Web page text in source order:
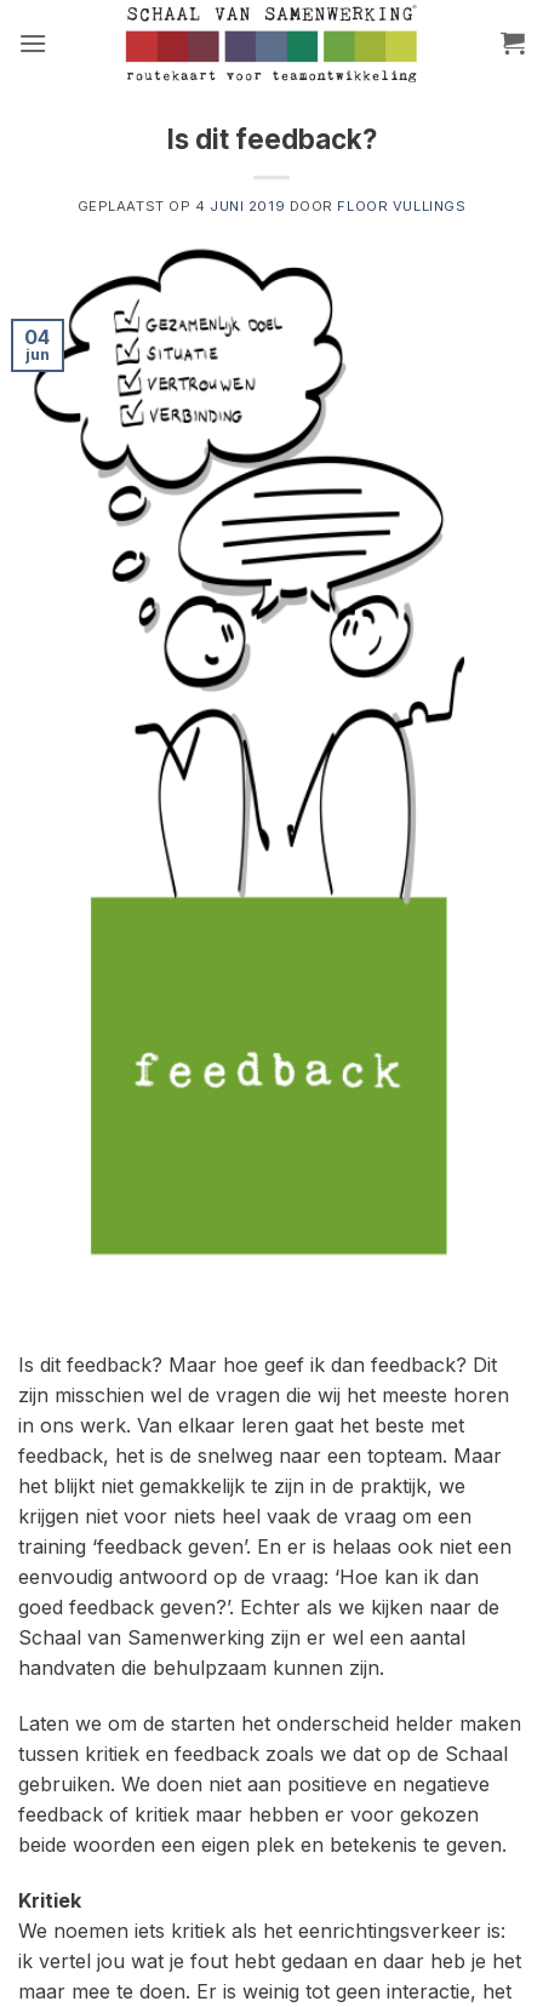
naar
Is dit feedback?
GEPLAATST OP 4 JUNI 2019 DOOR FLOOR VULLINGS
04
jun
Is dit feedback? Maar hoe geef ik dan feedback? Dit
zijn misschien wel de vragen die wij het meeste horen
in ons werk. Van elkaar leren gaat het beste met
feedback, het is de snelweg naar een topteam. Maar
het blijkt niet gemakkelijk te zijn in de praktijk, we
krijgen niet voor niets heel vaak de vraag om een
training ‘feedback geven’. En er is helaas ook niet een
eenvoudig antwoord op de vraag: ‘Hoe kan ik dan
goed feedback geven?’. Echter als we kijken naar de
Schaal van Samenwerking zijn er wel een aantal
handvaten die behulpzaam kunnen zijn.
Laten we om de starten het onderscheid helder maken
tussen kritiek en feedback zoals we dat op de Schaal
gebruiken. We doen niet aan positieve en negatieve
feedback of kritiek maar hebben er voor gekozen
beide woorden een eigen plek en betekenis te geven.
Kritiek
We noemen iets kritiek als het eenrichtingsverkeer is:
ik vertel jou wat je fout hebt gedaan en daar heb je het
maar mee te doen. Er is weinig tot geen interactie, het